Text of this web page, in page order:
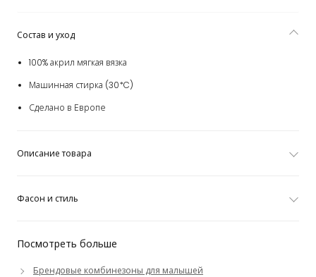
Посмотреть больше
Брендовые комбинезоны для малышей
Состав и уход
100% акрил мягкая вязка
Машинная стирка (30*C)
Сделано в Европе
Описание товара
Фасон и стиль